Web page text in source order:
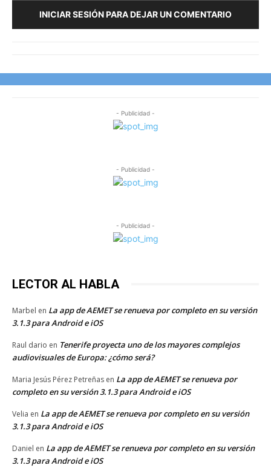
INICIAR SESIÓN PARA DEJAR UN COMENTARIO
- Publicidad -
- Publicidad -
- Publicidad -
LECTOR AL HABLA
Marbel en La app de AEMET se renueva por completo en su versión
3.1.3 para Android e iOS
Raul dario en Tenerife proyecta uno de los mayores complejos
audiovisuales de Europa: ¿cómo será?
Maria Jesús Pérez Petreñas en La app de AEMET se renueva por
completo en su versión 3.1.3 para Android e iOS
Velia en La app de AEMET se renueva por completo en su versión
3.1.3 para Android e iOS
Daniel en La app de AEMET se renueva por completo en su versión
3.1.3 para Android e iOS